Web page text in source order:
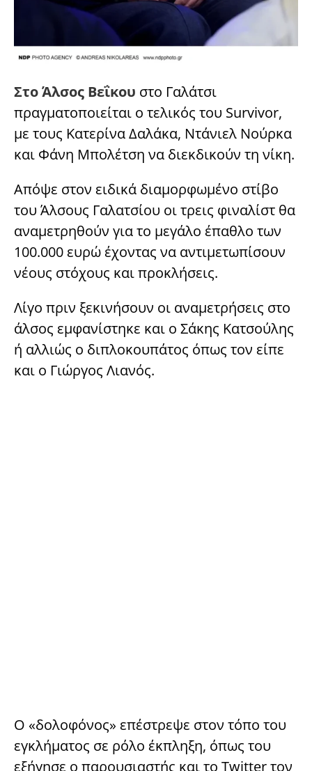
Στο Άλσος Βεΐκου στο Γαλάτσι
πραγματοποιείται ο τελικός του Survivor,
με τους Κατερίνα Δαλάκα, Ντάνιελ Νούρκα
και Φάνη Μπολέτση να διεκδικούν τη νίκη.
Απόψε στον ειδικά διαμορφωμένο στίβο
του Άλσους Γαλατσίου οι τρεις φιναλίστ θα
αναμετρηθούν για το μεγάλο έπαθλο των
100.000 ευρώ έχοντας να αντιμετωπίσουν
νέους στόχους και προκλήσεις.
Λίγο πριν ξεκινήσουν οι αναμετρήσεις στο
άλσος εμφανίστηκε και ο Σάκης Κατσούλης
ή αλλιώς ο διπλοκουπάτος όπως τον είπε
και ο Γιώργος Λιανός.
Ο «δολοφόνος» επέστρεψε στον τόπο του
εγκλήματος σε ρόλο έκπληξη, όπως του
εξήγησε ο παρουσιαστής και το Twitter τον